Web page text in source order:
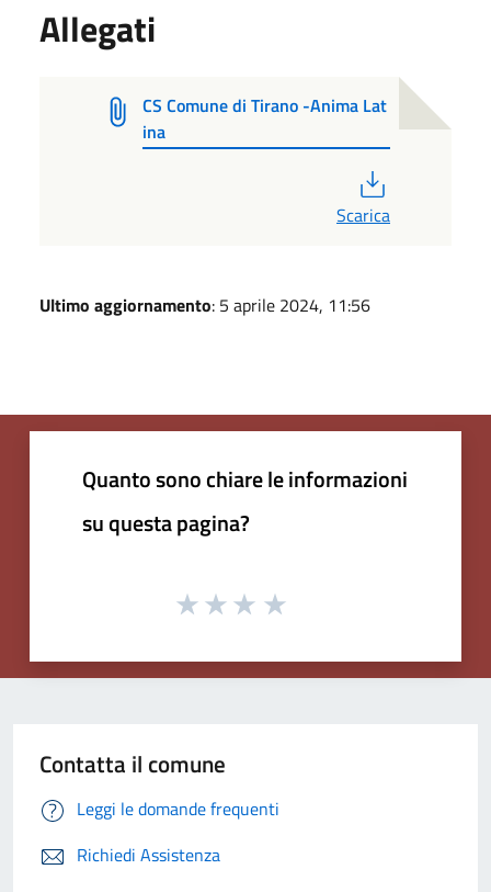
Allegati
CS Comune di Tirano -Anima Lat
ina
Scarica
Ultimo aggiornamento: 5 aprile 2024, 11:56
Quanto sono chiare le informazioni
su questa pagina?
Contatta il comune
Leggi le domande frequenti
Richiedi Assistenza